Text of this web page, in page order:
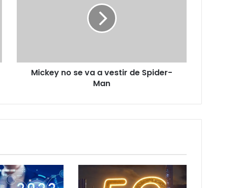
Man
Mickey no se va a vestir de Spider-
Man